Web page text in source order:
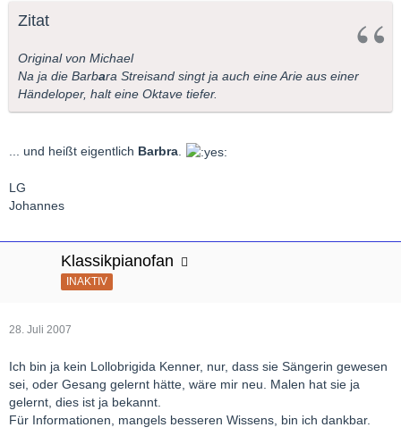
Zitat
Original von Michael
Na ja die Barbara Streisand singt ja auch eine Arie aus einer
Händeloper, halt eine Oktave tiefer.
... und heißt eigentlich Barbra
LG
Johannes
Klassikpianofan
INAKTIV
28. Juli 2007
Ich bin ja kein Lollobrigida Kenner, nur, dass sie Sängerin gewesen
sei, oder Gesang gelernt hätte, wäre mir neu. Malen hat sie ja
gelernt, dies ist ja bekannt.
Für Informationen, mangels besseren Wissens, bin ich dankbar.